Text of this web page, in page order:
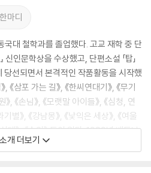
마디
대 철학과를 졸업했다. 고교 재학 중 단
신인문학상을 수상했고, 단편소설 「탑」
선되면서 본격적인 작품활동을 시작했
, 《삼포 가는 길》, 《한씨연대기》, 《무기
, 《손님》, 《모랫말 아이들》, 《심청, 연
별》, 《강남몽》, 《낯익은 세상》, 《여울
대》, 《수인》 등이 있다. 1989년 베트남
무기의 그늘》로 만해문학상을, 2000년
개 더보기